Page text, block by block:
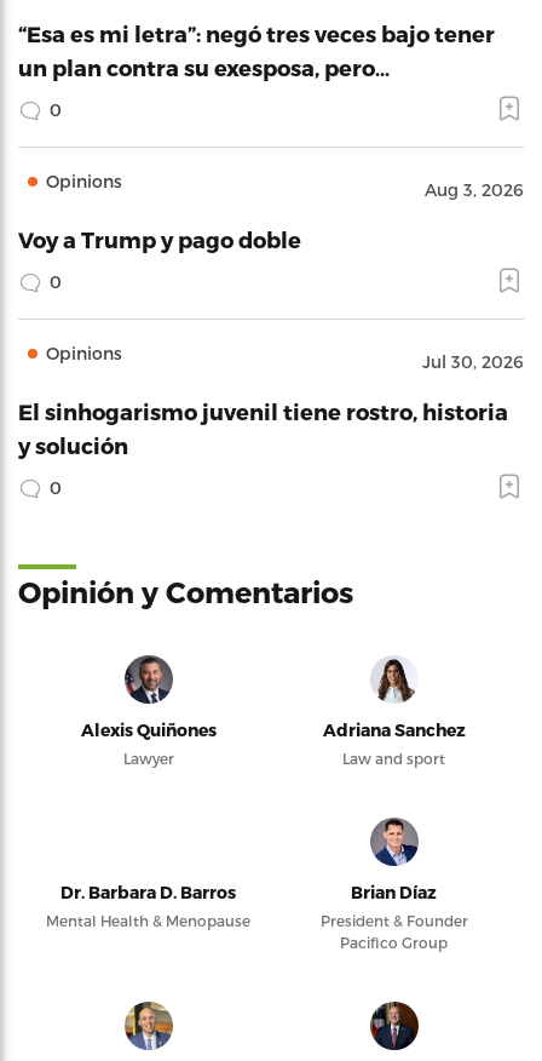
“Esa es mi letra”: negó tres veces bajo tener
un plan contra su exesposa, pero…
0
Opinions Aug 3, 2026
Voy a Trump y pago doble
0
Opinions Jul 30, 2026
El sinhogarismo juvenil tiene rostro, historia
y solución
0
Opinión y Comentarios
Alexis Quiñones
Lawyer
Adriana Sanchez
Law and sport
Dr. Barbara D. Barros
Mental Health & Menopause
Brian Díaz
President & Founder
Pacifico Group